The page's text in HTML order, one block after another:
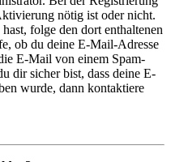
nötig ist oder nicht.
folge den dort enthaltenen
ob du deine E-Mail-Adresse
E-Mail von einem Spam-
dir sicher bist, dass deine E-
wurde, dann kontaktiere